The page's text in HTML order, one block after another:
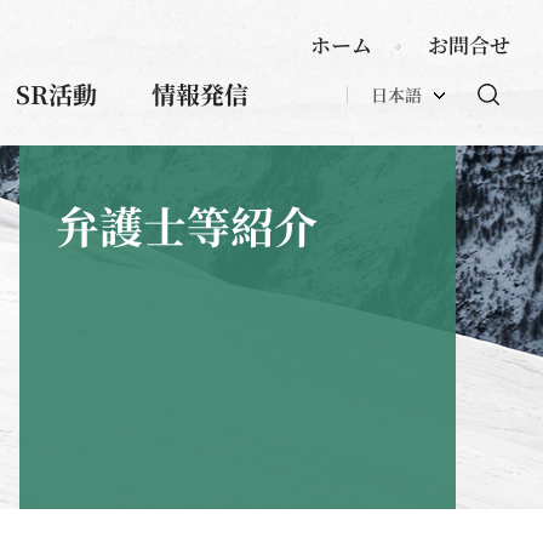
SR活動 情報発信 日本語
ホーム お問合せ
弁護士等紹介